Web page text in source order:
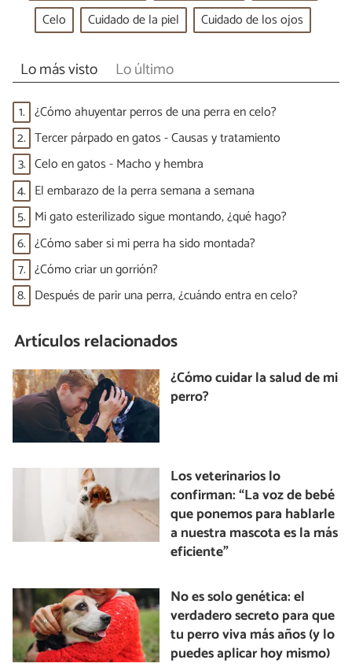
Celo
Cuidado de la piel Cuidado de los ojos
Lo más visto Lo último
1. ¿Cómo ahuyentar perros de una perra en celo?
2. Tercer párpado en gatos - Causas y tratamiento
3. Celo en gatos - Macho y hembra
4. El embarazo de la perra semana a semana
5. Mi gato esterilizado sigue montando, ¿qué hago?
6. ¿Cómo saber si mi perra ha sido montada?
7. ¿Cómo criar un gorrión?
8. Después de parir una perra, ¿cuándo entra en celo?
Artículos relacionados
¿Cómo cuidar la salud de mi
perro?
Los veterinarios lo
confirman: “La voz de bebé
que ponemos para hablarle
a nuestra mascota es la más
eficiente”
No es solo genética: el
verdadero secreto para que
tu perro viva más años (y lo
puedes aplicar hoy mismo)